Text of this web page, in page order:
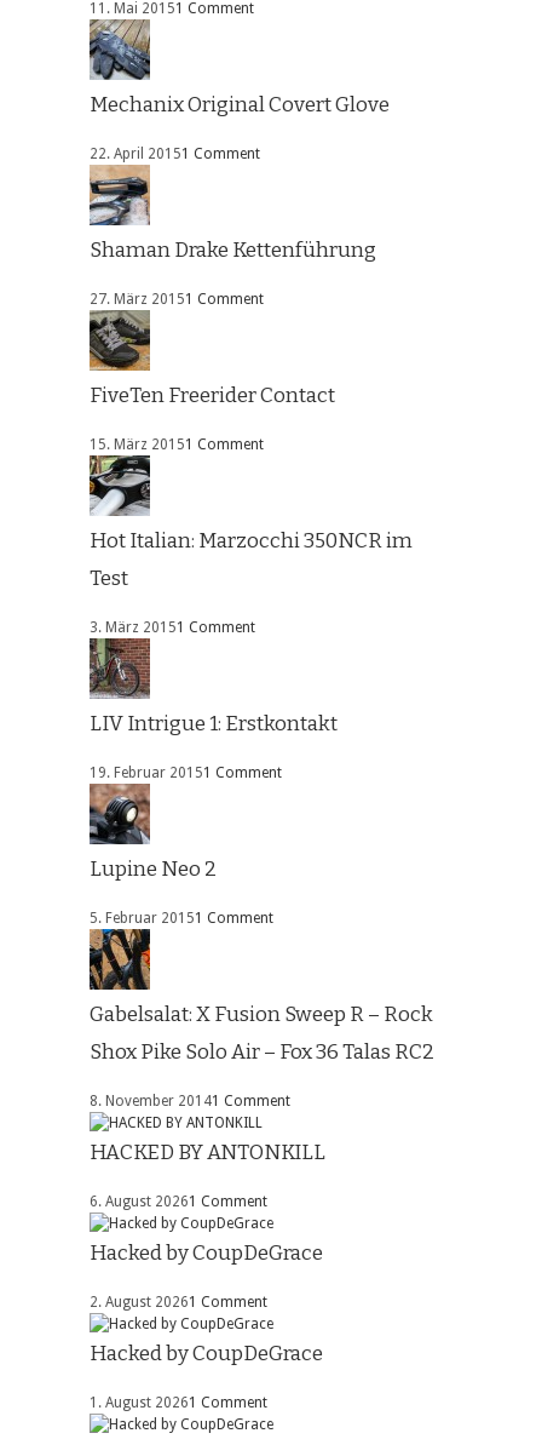
11. Mai 20151 Comment
Mechanix Original Covert Glove
22. April 20151 Comment
Shaman Drake Kettenführung
27. März 20151 Comment
FiveTen Freerider Contact
15. März 20151 Comment
Hot Italian: Marzocchi 350NCR im
Test
3. März 20151 Comment
LIV Intrigue 1: Erstkontakt
19. Februar 20151 Comment
Lupine Neo 2
5. Februar 20151 Comment
Gabelsalat: X Fusion Sweep R – Rock
Shox Pike Solo Air – Fox 36 Talas RC2
8. November 20141 Comment
HACKED BY ANTONKILL
6. August 20261 Comment
Hacked by CoupDeGrace
2. August 20261 Comment
Hacked by CoupDeGrace
1. August 20261 Comment